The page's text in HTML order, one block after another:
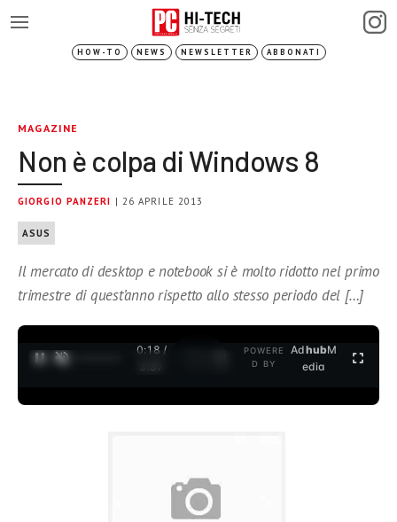
HOW-TO NEWS NEWSLETTER ABBONATI
MAGAZINE
Non è colpa di Windows 8
GIORGIO PANZERI | 26 APRILE 2013
ASUS
Il mercato di desktop e notebook si è molto ridotto nel primo
trimestre di quest’anno rispetto allo stesso periodo del […]
0:19 /
3:37
POWERE
D BY
AdhubM
edia